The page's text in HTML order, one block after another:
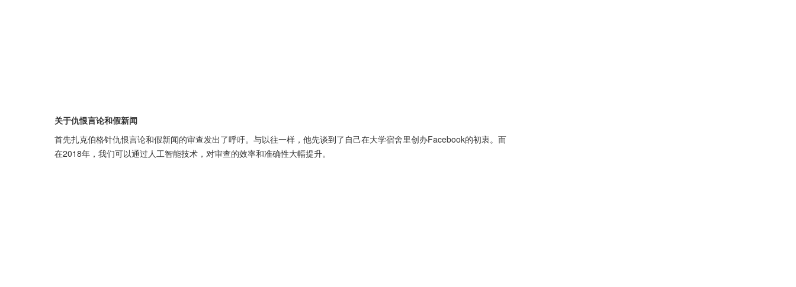
关于仇恨言论和假新闻
首先扎克伯格针仇恨言论和假新闻的审查发出了呼吁。与以往一样，他先谈到了自己在大学宿舍里创办Facebook的初衷。而
在2018年，我们可以通过人工智能技术，对审查的效率和准确性大幅提升。